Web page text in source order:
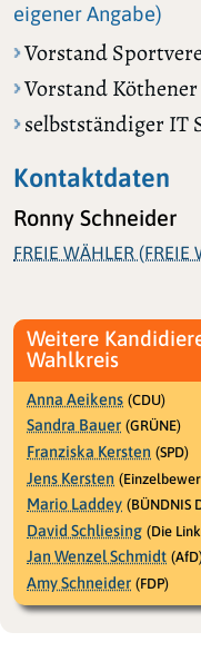
eigener Angabe)
Vorstand
Vorstand Köthener
selbstständiger IT
Kontaktdaten
Ronny Schneider
FREIE WÄHLER (FREIE
Weitere
Wahlkreis
Anna Aeikens (CDU)
Sandra Bauer (GRÜNE)
Franziska Kersten (SPD)
Jens Kersten
Mario Laddey (BÜNDNIS
David Schliesing (Die
Jan Wenzel Schmidt
Amy Schneider (FDP)